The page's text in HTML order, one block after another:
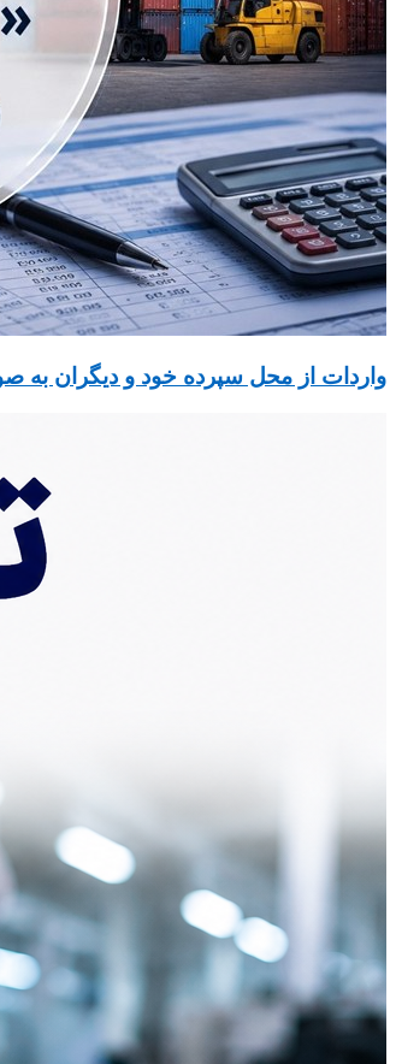
واردات از محل سپرده خود و دیگران